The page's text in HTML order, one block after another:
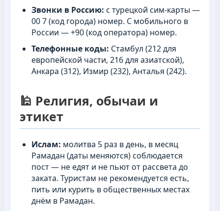
Звонки в Россию: с турецкой сим-карты —
00 7 (код города) номер. С мобильного в
России — +90 (код оператора) номер.
Телефонные коды: Стамбул (212 для
европейской части, 216 для азиатской),
Анкара (312), Измир (232), Анталья (242).
🕌 Религия, обычаи и
этикет
Ислам: молитва 5 раз в день, в месяц
Рамадан (даты меняются) соблюдается
пост — не едят и не пьют от рассвета до
заката. Туристам не рекомендуется есть,
пить или курить в общественных местах
днём в Рамадан.